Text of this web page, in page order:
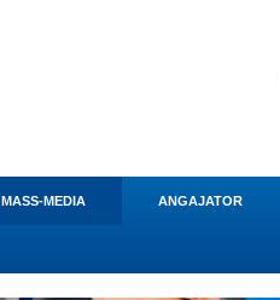
MASS-MEDIA ANGAJATOR